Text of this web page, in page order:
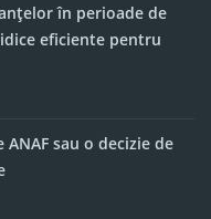
în perioade de
eficiente pentru
sau o decizie de